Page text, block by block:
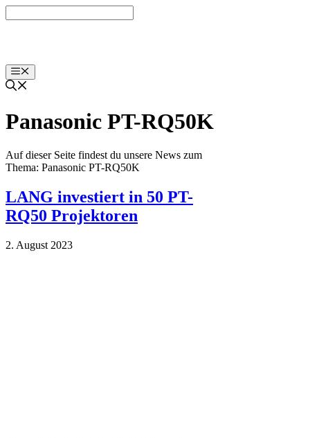
Inhalt
Menü
Panasonic PT-RQ50K
Auf dieser Seite findest du unsere News zum
Thema: Panasonic PT-RQ50K
LANG investiert in 50 PT-
RQ50 Projektoren
2. August 2023